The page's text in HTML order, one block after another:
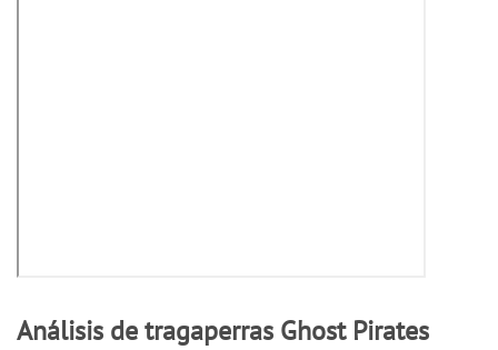
Análisis de tragaperras Ghost Pirates